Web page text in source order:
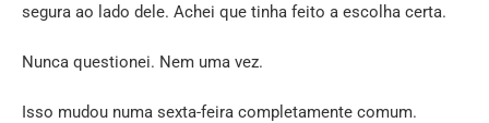
segura ao lado dele. Achei que tinha feito a escolha certa.
Nunca questionei. Nem uma vez.
Isso mudou numa sexta-feira completamente comum.